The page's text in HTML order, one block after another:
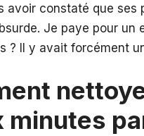
avoir constaté que ses
Je paye pour un
? Il y avait forcément
minutes